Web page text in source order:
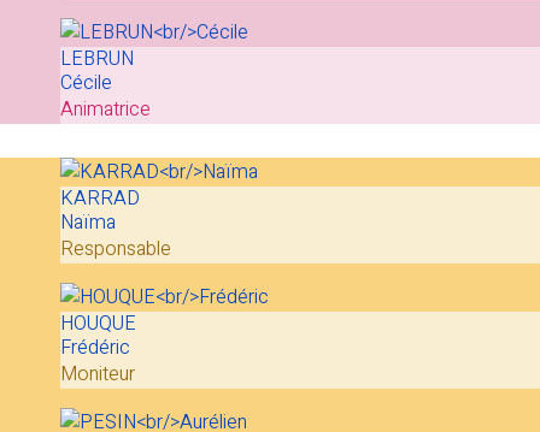
LEBRUN
Cécile
Animatrice
KARRAD
Naïma
Responsable
HOUQUE
Frédéric
Moniteur